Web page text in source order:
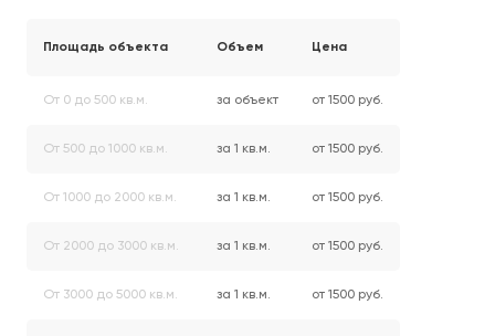
Площадь объекта Объем Цена
От 0 до 500 кв.м. за объект от 1500 руб.
От 500 до 1000 кв.м. за 1 кв.м. от 1500 руб.
От 1000 до 2000 кв.м. за 1 кв.м. от 1500 руб.
От 2000 до 3000 кв.м. за 1 кв.м. от 1500 руб.
От 3000 до 5000 кв.м. за 1 кв.м. от 1500 руб.